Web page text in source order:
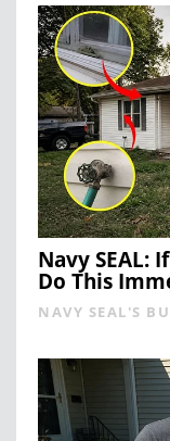
Navy SEAL:
Do This
NAVY SEAL'S